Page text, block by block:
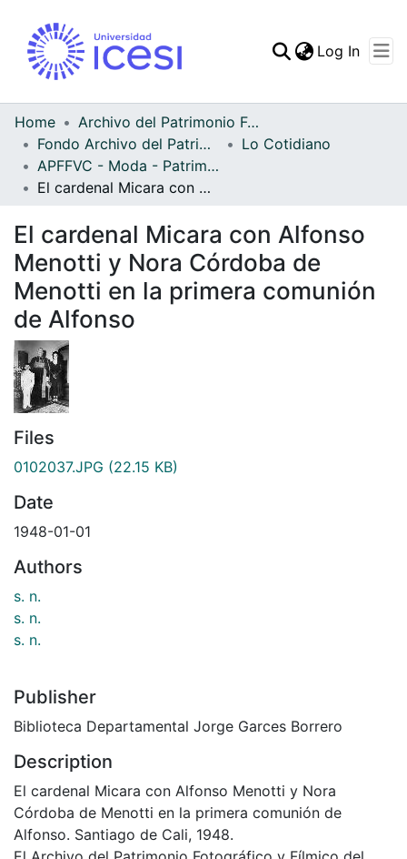
Statistics
Log In
Home
Archivo del Patrimonio Fotográfico y Fílmico del Valle del Cauca
Fondo Archivo del Patrimonio Fotográfico y Fílmico del Valle del Cauca
Lo Cotidiano
APFFVC - Moda - Patrimonial
El cardenal Micara con Alfonso Menotti y Nora Córdoba de Menotti en la primera comunión de Alfonso
El cardenal Micara con Alfonso
Menotti y Nora Córdoba de
Menotti en la primera comunión
de Alfonso
Files
0102037.JPG (22.15 KB)
Date
1948-01-01
Authors
s. n.
s. n.
s. n.
Publisher
Biblioteca Departamental Jorge Garces Borrero
Description
El cardenal Micara con Alfonso Menotti y Nora
Córdoba de Menotti en la primera comunión de
Alfonso. Santiago de Cali, 1948.